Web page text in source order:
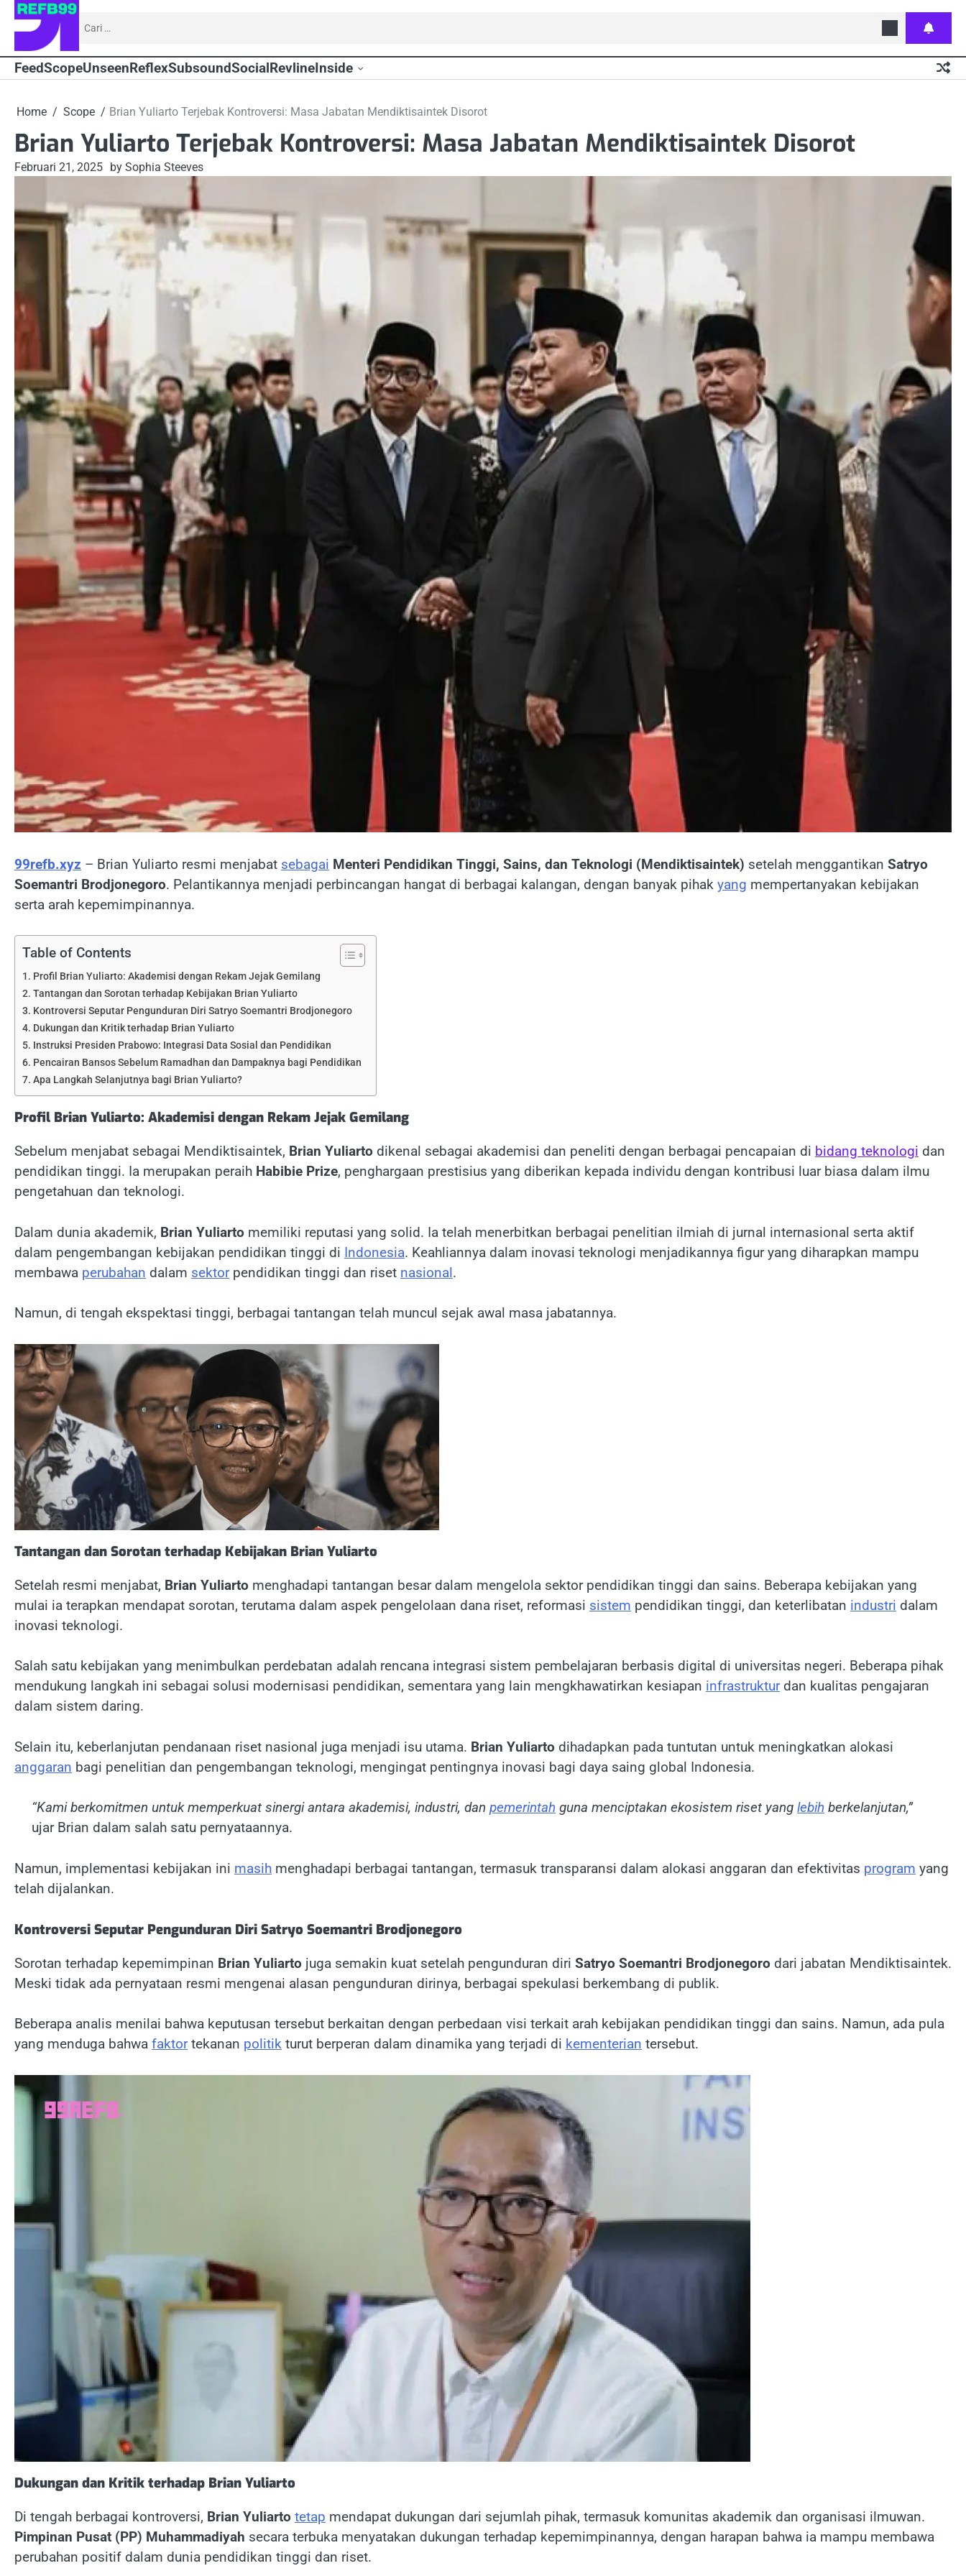
Skip
Cari
FeedScopeUnseenReflexSubsoundSocialRevlineInside
Home Scope Brian Yuliarto Terjebak Kontroversi: Masa Jabatan Mendiktisaintek Disorot
Brian Yuliarto Terjebak Kontroversi: Masa Jabatan Mendiktisaintek Disorot
Februari 21, 2025 by Sophia Steeves
99refb.xyz – Brian Yuliarto resmi menjabat sebagai Menteri Pendidikan Tinggi, Sains, dan Teknologi (Mendiktisaintek) setelah menggantikan Satryo
Soemantri Brodjonegoro. Pelantikannya menjadi perbincangan hangat di berbagai kalangan, dengan banyak pihak yang mempertanyakan kebijakan
serta arah kepemimpinannya.
Table of Contents
Profil Brian Yuliarto: Akademisi dengan Rekam Jejak Gemilang
Tantangan dan Sorotan terhadap Kebijakan Brian Yuliarto
Kontroversi Seputar Pengunduran Diri Satryo Soemantri Brodjonegoro
Dukungan dan Kritik terhadap Brian Yuliarto
Instruksi Presiden Prabowo: Integrasi Data Sosial dan Pendidikan
Pencairan Bansos Sebelum Ramadhan dan Dampaknya bagi Pendidikan
Apa Langkah Selanjutnya bagi Brian Yuliarto?
Profil Brian Yuliarto: Akademisi dengan Rekam Jejak Gemilang
Sebelum menjabat sebagai Mendiktisaintek, Brian Yuliarto dikenal sebagai akademisi dan peneliti dengan berbagai pencapaian di bidang teknologi dan
pendidikan tinggi. Ia merupakan peraih Habibie Prize, penghargaan prestisius yang diberikan kepada individu dengan kontribusi luar biasa dalam ilmu
pengetahuan dan teknologi.
Dalam dunia akademik, Brian Yuliarto memiliki reputasi yang solid. Ia telah menerbitkan berbagai penelitian ilmiah di jurnal internasional serta aktif
dalam pengembangan kebijakan pendidikan tinggi di Indonesia. Keahliannya dalam inovasi teknologi menjadikannya figur yang diharapkan mampu
membawa perubahan dalam sektorpendidikan tinggi dan riset nasional.
Namun, di tengah ekspektasi tinggi, berbagai tantangan telah muncul sejak awal masa jabatannya.
Tantangan dan Sorotan terhadap Kebijakan Brian Yuliarto
Setelah resmi menjabat, Brian Yuliarto menghadapi tantangan besar dalam mengelola sektor pendidikan tinggi dan sains. Beberapa kebijakan yang
mulai ia terapkan mendapat sorotan, terutama dalam aspek pengelolaan dana riset, reformasi sistem pendidikan tinggi, dan keterlibatan industri dalam
inovasi teknologi.
Salah satu kebijakan yang menimbulkan perdebatan adalah rencana integrasi sistem pembelajaran berbasis digital di universitas negeri. Beberapa pihak
mendukung langkah ini sebagai solusi modernisasi pendidikan, sementara yang lain mengkhawatirkan kesiapan infrastrukturdan kualitas pengajaran
dalam sistem daring.
Selain itu, keberlanjutan pendanaan riset nasional juga menjadi isu utama. Brian Yuliarto dihadapkan pada tuntutan untuk meningkatkan alokasi
anggaran bagi penelitian dan pengembangan teknologi, mengingat pentingnya inovasi bagi daya saing global Indonesia.
“Kami berkomitmen untuk memperkuat sinergi antara akademisi, industri, dan pemerintah guna menciptakan ekosistem riset yang lebih berkelanjutan,”
ujar Brian dalam salah satu pernyataannya.
Namun, implementasi kebijakan ini masih menghadapi berbagai tantangan, termasuk transparansi dalam alokasi anggaran dan efektivitas program yang
telah dijalankan.
Kontroversi Seputar Pengunduran Diri Satryo Soemantri Brodjonegoro
Sorotan terhadap kepemimpinan Brian Yuliarto juga semakin kuat setelah pengunduran diri Satryo Soemantri Brodjonegoro dari jabatan Mendiktisaintek.
Meski tidak ada pernyataan resmi mengenai alasan pengunduran dirinya, berbagai spekulasi berkembang di publik.
Beberapa analis menilai bahwa keputusan tersebut berkaitan dengan perbedaan visi terkait arah kebijakan pendidikan tinggi dan sains. Namun, ada pula
yang menduga bahwa faktortekanan politik turut berperan dalam dinamika yang terjadi di kementerian tersebut.
Dukungan dan Kritik terhadap Brian Yuliarto
Di tengah berbagai kontroversi, Brian Yuliarto tetap mendapat dukungan dari sejumlah pihak, termasuk komunitas akademik dan organisasi ilmuwan.
Pimpinan Pusat (PP) Muhammadiyah secara terbuka menyatakan dukungan terhadap kepemimpinannya, dengan harapan bahwa ia mampu membawa
perubahan positif dalam dunia pendidikan tinggi dan riset.